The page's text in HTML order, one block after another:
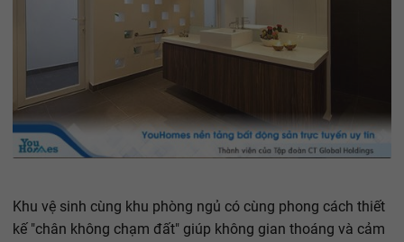
Khu vệ sinh cùng khu phòng ngủ có cùng phong cách thiết
kế "chân không chạm đất" giúp không gian thoáng và cảm